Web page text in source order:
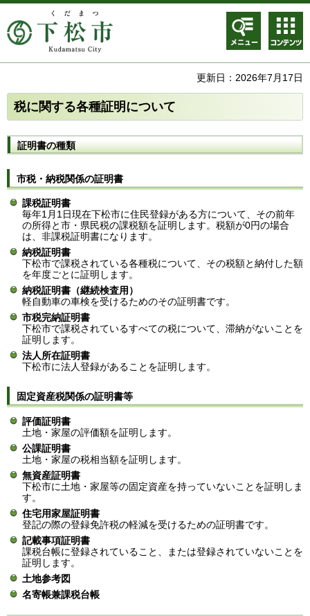
メニュ
ー
コンテ
ンツメ
ニュー
更新日：2026年7月17日
税に関する各種証明について
証明書の種類
市税・納税関係の証明書
課税証明書
毎年1月1日現在下松市に住民登録がある方について、その前年
の所得と市・県民税の課税額を証明します。税額が0円の場合
は、非課税証明書になります。
納税証明書
下松市で課税されている各種税について、その税額と納付した額
を年度ごとに証明します。
納税証明書（継続検査用）
軽自動車の車検を受けるためのその証明書です。
市税完納証明書
下松市で課税されているすべての税について、滞納がないことを
証明します。
法人所在証明書
下松市に法人登録があることを証明します。
固定資産税関係の証明書等
評価証明書
土地・家屋の評価額を証明します。
公課証明書
土地・家屋の税相当額を証明します。
無資産証明書
下松市に土地・家屋等の固定資産を持っていないことを証明しま
す。
住宅用家屋証明書
登記の際の登録免許税の軽減を受けるための証明書です。
記載事項証明書
課税台帳に登録されていること、または登録されていないことを
証明します。
土地参考図
名寄帳兼課税台帳